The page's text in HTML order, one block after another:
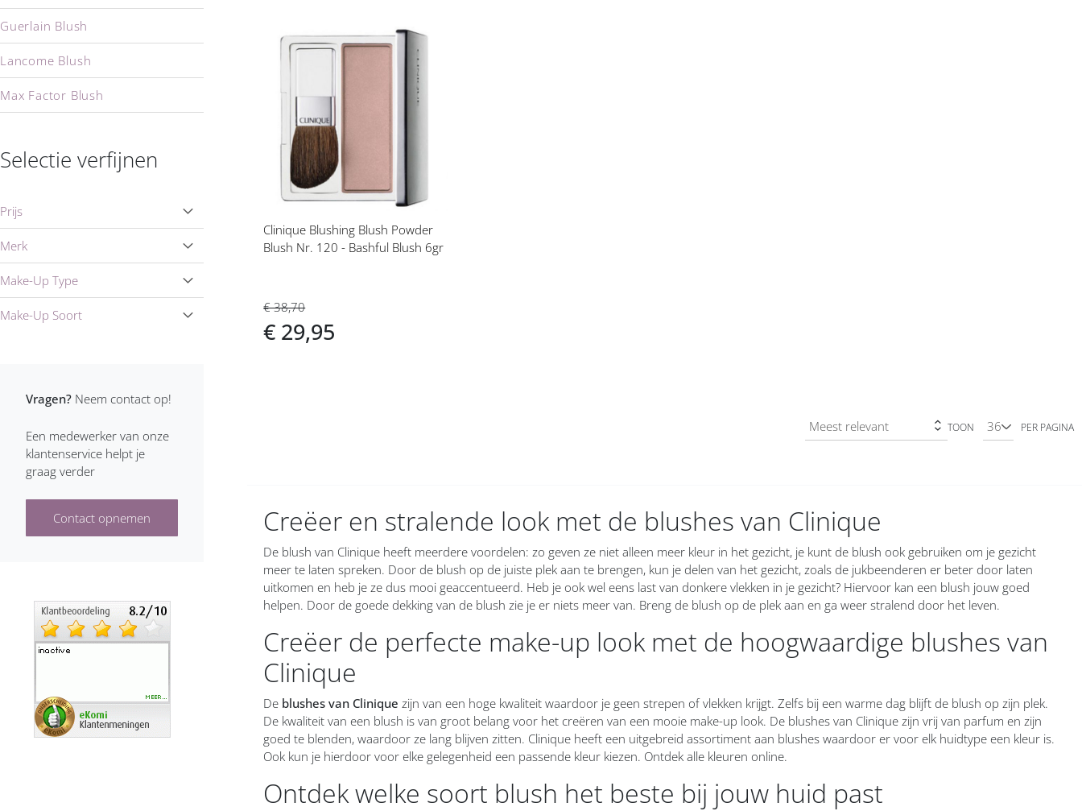
Voeg
aan
verlanglijst
Clinique Blushing Blush Powder
Blush Nr. 120 - Bashful Blush 6gr
€ 38,70
€ 29,95
TOON PER PAGINA
Creëer en stralende look met de blushes van Clinique
De blush van Clinique heeft meerdere voordelen: zo geven ze niet alleen meer kleur in het gezicht, je kunt de blush ook gebruiken om je gezicht
meer te laten spreken. Door de blush op de juiste plek aan te brengen, kun je delen van het gezicht, zoals de jukbeenderen er beter door laten
uitkomen en heb je ze dus mooi geaccentueerd. Heb je ook wel eens last van donkere vlekken in je gezicht? Hiervoor kan een blush jouw goed
helpen. Door de goede dekking van de blush zie je er niets meer van. Breng de blush op de plek aan en ga weer stralend door het leven.
Creëer de perfecte make-up look met de hoogwaardige blushes van
Clinique
De blushes van Clinique zijn van een hoge kwaliteit waardoor je geen strepen of vlekken krijgt. Zelfs bij een warme dag blijft de blush op zijn plek.
De kwaliteit van een blush is van groot belang voor het creëren van een mooie make-up look. De blushes van Clinique zijn vrij van parfum en zijn
goed te blenden, waardoor ze lang blijven zitten. Clinique heeft een uitgebreid assortiment aan blushes waardoor er voor elk huidtype een kleur is.
Ook kun je hierdoor voor elke gelegenheid een passende kleur kiezen. Ontdek alle kleuren online.
Ontdek welke soort blush het beste bij jouw huid past
Guerlain Blush
Lancome Blush
Max Factor Blush
Selectie verfijnen
Prijs
Merk
Make-Up Type
Make-Up Soort
Vragen? Neem contact op!
Een medewerker van onze
klantenservice helpt je
graag verder
Contact opnemen